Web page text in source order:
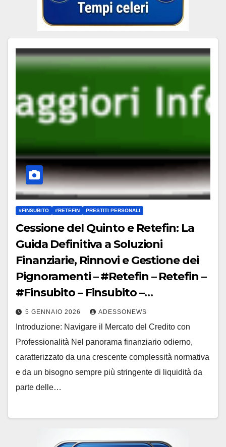
#FINSUBITO #RETEFIN PRESTITI PERSONALI
Cessione del Quinto e Retefin: La
Guida Definitiva a Soluzioni
Finanziarie, Rinnovi e Gestione dei
Pignoramenti – #Retefin – Retefin –
#Finsubito – Finsubito –
#Adessonews – #Adessonews –
#Finsubito – Adessonews
5 GENNAIO 2026 ADESSONEWS
Introduzione: Navigare il Mercato del Credito con
Professionalità Nel panorama finanziario odierno,
caratterizzato da una crescente complessità normativa
e da un bisogno sempre più stringente di liquidità da
parte delle…